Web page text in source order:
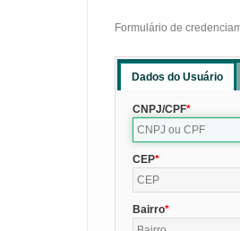
Formulário de
Dados do Usuário
CNPJ/CPF
CEP
Bairro